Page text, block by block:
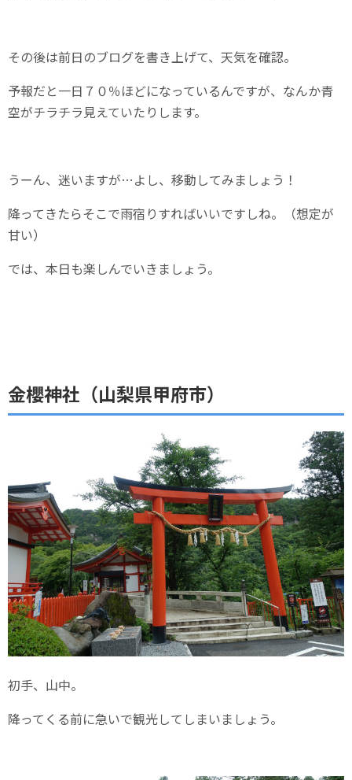
その後は前日のブログを書き上げて、天気を確認。
予報だと一日７０％ほどになっているんですが、なんか青
空がチラチラ見えていたりします。
うーん、迷いますが…よし、移動してみましょう！
降ってきたらそこで雨宿りすればいいですしね。（想定が
甘い）
では、本日も楽しんでいきましょう。
金櫻神社（山梨県甲府市）
初手、山中。
降ってくる前に急いで観光してしまいましょう。